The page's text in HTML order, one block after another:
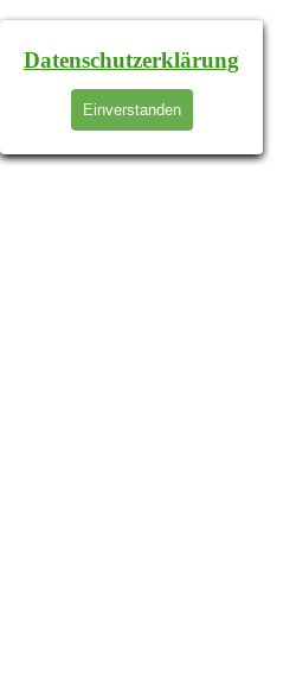
Datenschutzerklärung
Einverstanden